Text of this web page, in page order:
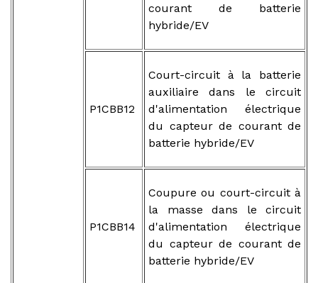
courant de batterie
hybride/EV
P1CBB12
Court-circuit à la batterie
auxiliaire dans le circuit
d'alimentation électrique
du capteur de courant de
batterie hybride/EV
P1CBB14
Coupure ou court-circuit à
la masse dans le circuit
d'alimentation électrique
du capteur de courant de
batterie hybride/EV